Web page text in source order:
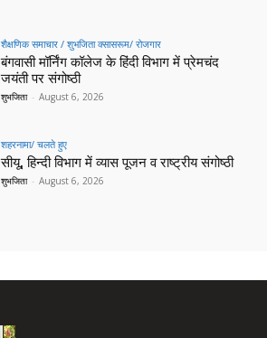
शैक्षणिक समाचार / शुभजिता क्सासरूम/ रोजगार
बंगवासी मॉर्निंग कॉलेज के हिंदी विभाग में प्रेमचंद
जयंती पर संगोष्ठी
शुभजिता - August 6, 2026
शहरनामा/ चलते हुए
सीयू, हिन्दी विभाग में व्यास पूजन व राष्ट्रीय संगोष्ठी
शुभजिता - August 6, 2026